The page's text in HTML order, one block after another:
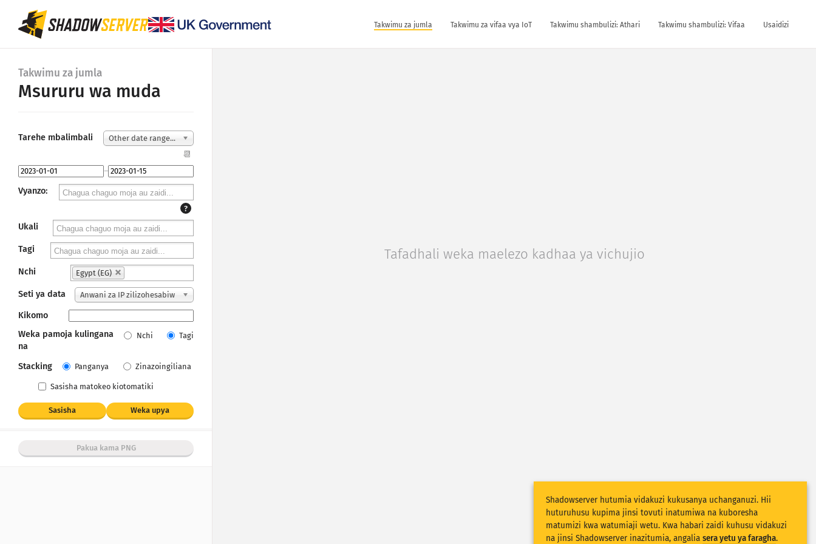
Takwimu za jumla Takwimu za vifaa vya IoT Takwimu shambulizi: Athari Takwimu shambulizi: Vifaa Usaidizi
Takwimu za jumla
Msururu wa muda
Tarehe mbalimbali Other date range...
📆
–
Vyanzo:
?
Ukali
Tagi
Nchi Egypt (EG)
Seti ya data
Anwani za IP zilizohesabiw
a
Kikomo
Weka pamoja kulingana
na
Nchi Tagi
Stacking Panganya Zinazoingiliana
Sasisha matokeo kiotomatiki
Sasisha Weka upya
Pakua kama PNG
Tafadhali weka maelezo kadhaa ya vichujio
Shadowserver hutumia vidakuzi kukusanya uchanganuzi. Hii
huturuhusu kupima jinsi tovuti inatumiwa na kuboresha
matumizi kwa watumiaji wetu. Kwa habari zaidi kuhusu vidakuzi
na jinsi Shadowserver inazitumia, angalia sera yetu ya faragha.